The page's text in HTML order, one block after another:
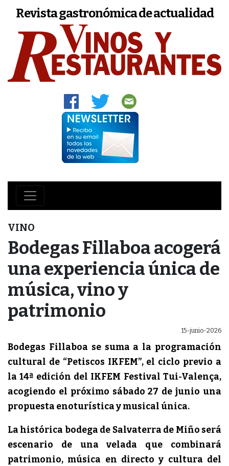
Revista gastronómica de actualidad
VINO
Bodegas Fillaboa acogerá
una experiencia única de
música, vino y
patrimonio
15-junio-2026
Bodegas Fillaboa se suma a la programación
cultural de “Petiscos IKFEM”, el ciclo previo a
la 14ª edición del IKFEM Festival Tui-Valença,
acogiendo el próximo sábado 27 de junio una
propuesta enoturística y musical única.
La histórica bodega de Salvaterra de Miño será
escenario de una velada que combinará
patrimonio, música en directo y cultura del